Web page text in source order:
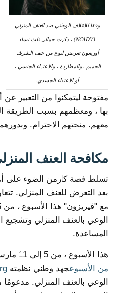
وفقا للائتلاف الوطني ضد العنف المنزلي
(NCADV) ، ذكرت حوالي ثلث نساء
أوريغون تعرضن لنوع من عنف الشريك
الحميم ، والمطاردة ، والاعتداء الجنسي ،
أو الاعتداء الجسدي.
مفتوحة ليتمكنوا من التعبير عن
بها ، ومعظمهم بسبب الطريقة
معهم. منحتهم الاحترام.
مكافحة العنف
تسلط قصة كارمن الضوء على
بعد التعرض للعنف المنزلي.
الوعي بالعنف المنزلي
المساعدة.
هذا الأسبوع ، من 5 إلى 11 مارس ، يُعرف باسم
من الأسبوعجهد وطني نظمته
الوعي بالعنف المنزلي.